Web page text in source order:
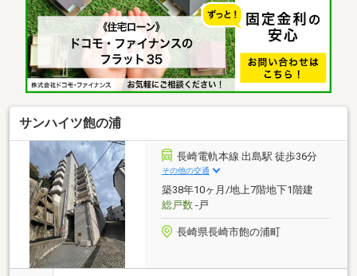
す。・バルコニーにシンクを設置 ベランダへ置いた
お花への水やりに便利・駐車所敷地内２台確保・ペッ
ト対応 １匹までペットを飼うことが可能です。・宅
配ロッカー ２４時間いつでも荷物を受け取り可能・
トランクルーム 各戸に専用トランクルーム設置・指
紋照合システム 指紋認証でエントランスのドアは開
サンハイツ飽の浦
長崎電軌本線 出島駅 徒歩36分
その他の交通
築38年10ヶ月/地上7階地下1階建
総戸数-戸
長崎県長崎市飽の浦町